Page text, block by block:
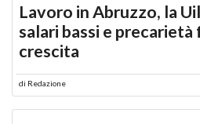
Lavoro in Abruzzo, la
salari bassi e precarietà
crescita
di Redazione